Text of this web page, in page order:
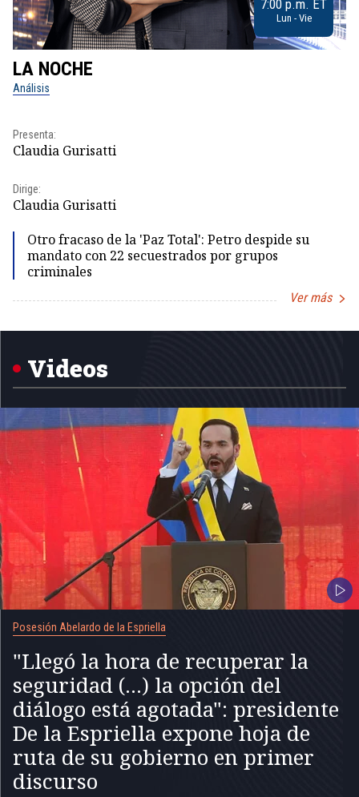
7:00 p.m. ET
Lun - Vie
LA NOCHE
Análisis
Presenta:
Claudia Gurisatti
Dirige:
Claudia Gurisatti
Otro fracaso de la 'Paz Total': Petro despide su
mandato con 22 secuestrados por grupos
criminales
Ver más
1
Videos
Posesión Abelardo de la Espriella
"Llegó la hora de recuperar la
seguridad (...) la opción del
diálogo está agotada": presidente
De la Espriella expone hoja de
ruta de su gobierno en primer
discurso